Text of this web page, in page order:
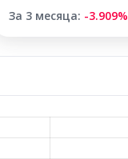
За 3 месяца: -3.909%